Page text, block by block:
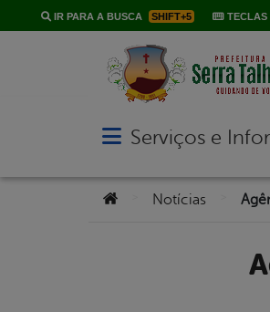
IR PARA A BUSCA SHIFT+5 TECLAS
Abrir menu principal de
Serviços e
Você está aqui:
Notícias
Agência de Meio Ambiente realiza cadastramento de